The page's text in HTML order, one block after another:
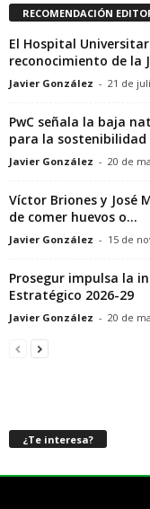
RECOMENDACIÓN
El Hospital
reconocimiento de la
Javier González - 21 de
PwC señala la baja
para la sostenibilidad
Javier González - 20 de
Víctor Briones y José
de comer huevos o...
Javier González - 15 de
Prosegur impulsa la
Estratégico 2026-29
Javier González - 20 de
¿Te interesa?